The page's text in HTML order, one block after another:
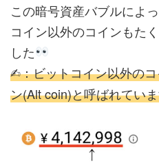
この暗号資産バブルによ
コイン以外のコインもた
した
✍︎：ビットコイン以外の
ン(Alt coin)と呼ばれてい